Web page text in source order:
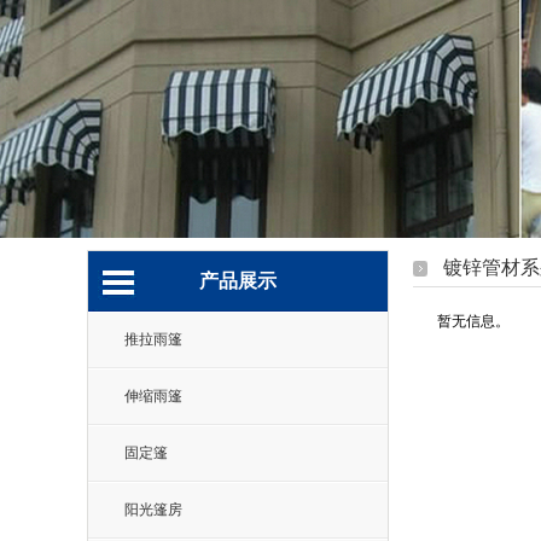
产品展示
推拉雨篷
伸缩雨篷
固定篷
阳光篷房
镀锌管材
暂无信息。